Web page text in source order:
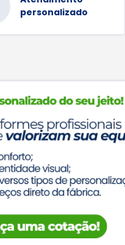
personalizado